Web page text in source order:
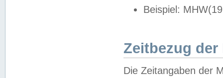
Beispiel:
Zeitbezug der
Die Zeitangaben der